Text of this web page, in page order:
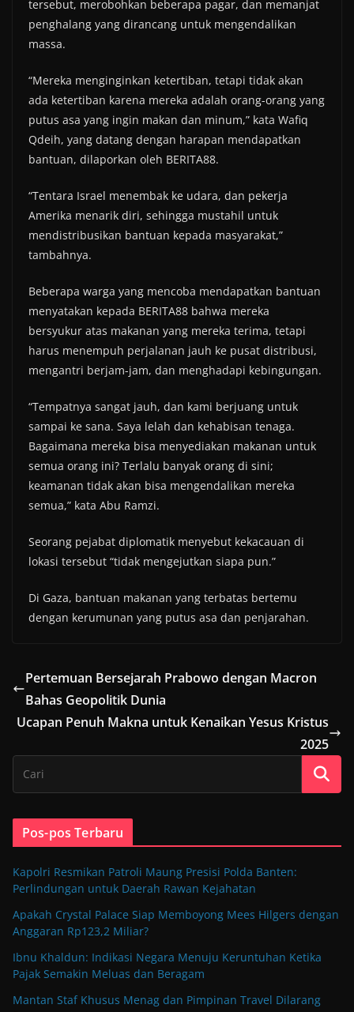
tersebut, merobohkan beberapa pagar, dan memanjat
penghalang yang dirancang untuk mengendalikan
massa.
“Mereka menginginkan ketertiban, tetapi tidak akan
ada ketertiban karena mereka adalah orang-orang yang
putus asa yang ingin makan dan minum,” kata Wafiq
Qdeih, yang datang dengan harapan mendapatkan
bantuan, dilaporkan oleh BERITA88.
“Tentara Israel menembak ke udara, dan pekerja
Amerika menarik diri, sehingga mustahil untuk
mendistribusikan bantuan kepada masyarakat,”
tambahnya.
Beberapa warga yang mencoba mendapatkan bantuan
menyatakan kepada BERITA88 bahwa mereka
bersyukur atas makanan yang mereka terima, tetapi
harus menempuh perjalanan jauh ke pusat distribusi,
mengantri berjam-jam, dan menghadapi kebingungan.
“Tempatnya sangat jauh, dan kami berjuang untuk
sampai ke sana. Saya lelah dan kehabisan tenaga.
Bagaimana mereka bisa menyediakan makanan untuk
semua orang ini? Terlalu banyak orang di sini;
keamanan tidak akan bisa mengendalikan mereka
semua,” kata Abu Ramzi.
Seorang pejabat diplomatik menyebut kekacauan di
lokasi tersebut “tidak mengejutkan siapa pun.”
Di Gaza, bantuan makanan yang terbatas bertemu
dengan kerumunan yang putus asa dan penjarahan.
Pertemuan Bersejarah Prabowo dengan Macron
Bahas Geopolitik Dunia
Ucapan Penuh Makna untuk Kenaikan Yesus Kristus
2025
Pos-pos Terbaru
Kapolri Resmikan Patroli Maung Presisi Polda Banten:
Perlindungan untuk Daerah Rawan Kejahatan
Apakah Crystal Palace Siap Memboyong Mees Hilgers dengan
Anggaran Rp123,2 Miliar?
Ibnu Khaldun: Indikasi Negara Menuju Keruntuhan Ketika
Pajak Semakin Meluas dan Beragam
Mantan Staf Khusus Menag dan Pimpinan Travel Dilarang